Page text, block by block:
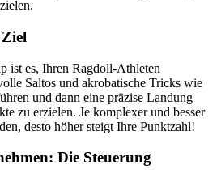
ist es, Ihren Ragdoll-Athleten
Saltos und akrobatische Tricks wie
und dann eine präzise Landung
zu erzielen. Je komplexer und besser
desto höher steigt Ihre Punktzahl!
Die Steuerung